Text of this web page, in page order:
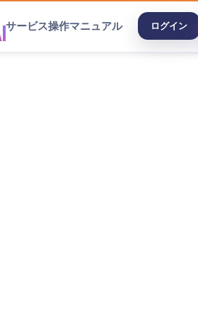
サービス操作マニュアル ログイン